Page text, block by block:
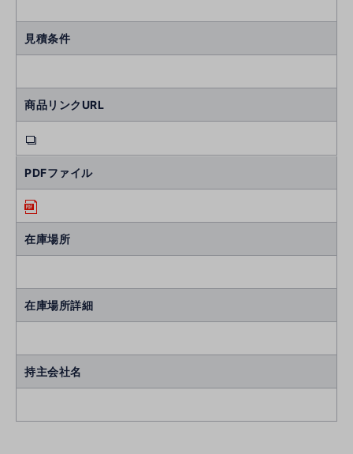
見積条件
商品リンクURL
PDFファイル
在庫場所
在庫場所詳細
持主会社名